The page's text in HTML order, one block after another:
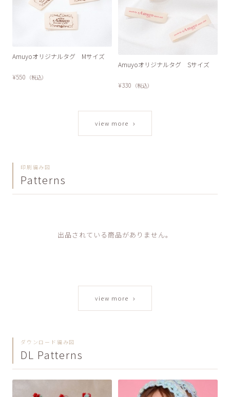
Amuyoオリジナルタグ Mサイズ
¥550 （税込）
Amuyoオリジナルタグ Sサイズ
¥330 （税込）
view more ›
印刷編み図
Patterns
出品されている商品がありません。
view more ›
ダウンロード編み図
DL Patterns